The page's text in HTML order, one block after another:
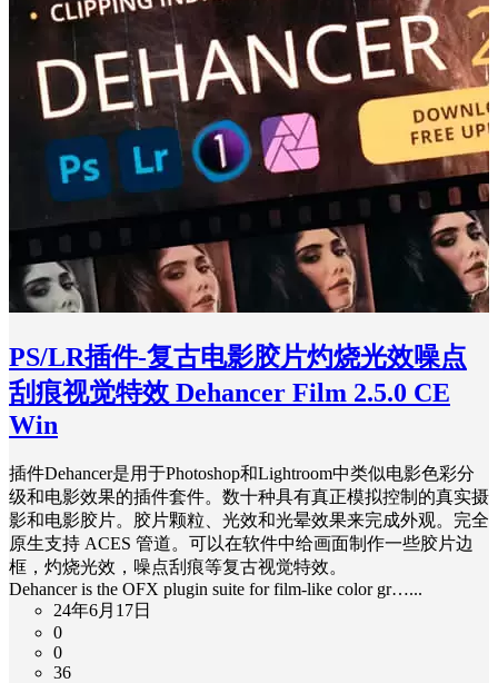
PS/LR插件-复古电影胶片灼烧光效噪点
刮痕视觉特效 Dehancer Film 2.5.0 CE
Win
插件Dehancer是用于Photoshop和Lightroom中类似电影色彩分
级和电影效果的​​插件套件。数十种具有真正模拟控制的真实摄
影和电影胶片。胶片颗粒、光效和光晕效果来完成外观。完全
原生支持 ACES 管道。可以在软件中给画面制作一些胶片边
框，灼烧光效，噪点刮痕等复古视觉特效。
Dehancer is the OFX plugin suite for film-like color gr…...
24年6月17日
0
0
36